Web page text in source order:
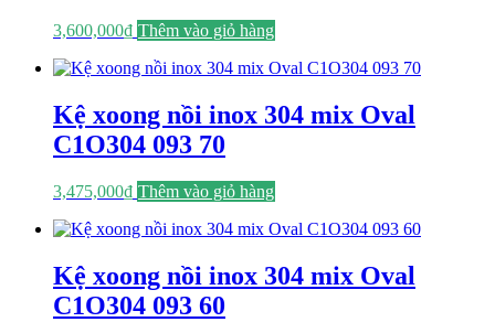
3,600,000₫ Thêm vào giỏ hàng
Kệ xoong nồi inox 304 mix Oval
C1O304 093 70
3,475,000₫ Thêm vào giỏ hàng
Kệ xoong nồi inox 304 mix Oval
C1O304 093 60